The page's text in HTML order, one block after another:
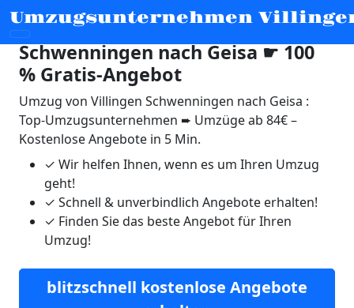
Umzugsunternehmen
Umzug von Villingen
Schwenningen nach Geisa ☛ 100
% Gratis-Angebot
Umzug von Villingen Schwenningen nach Geisa :
Top-Umzugsunternehmen ➨ Umzüge ab 84€ –
Kostenlose Angebote in 5 Min.
✓ Wir helfen Ihnen, wenn es um Ihren Umzug
geht!
✓ Schnell & unverbindlich Angebote erhalten!
✓ Finden Sie das beste Angebot für Ihren
Umzug!
blitzschnell kostenlose Angebote